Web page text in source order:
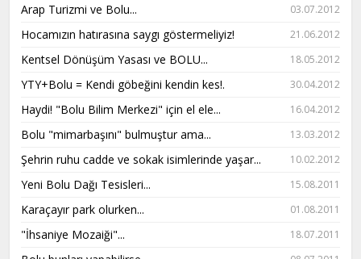
Arap Turizmi ve Bolu... 03.07.2012
Hocamızın hatırasına saygı göstermeliyiz! 21.06.2012
Kentsel Dönüşüm Yasası ve BOLU... 18.05.2012
YTY+Bolu = Kendi göbeğini kendin kes!. 30.04.2012
Haydi! "Bolu Bilim Merkezi" için el ele... 16.04.2012
Bolu "mimarbaşını" bulmuştur ama... 13.03.2012
Şehrin ruhu cadde ve sokak isimlerinde yaşar... 10.02.2012
Yeni Bolu Dağı Tesisleri... 15.08.2011
Karaçayır park olurken... 01.08.2011
"İhsaniye Mozaiği"... 18.07.2011